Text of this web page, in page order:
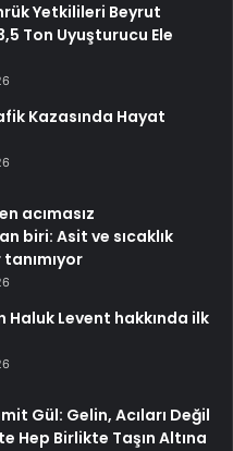
Yetkilileri Beyrut
Ton Uyuşturucu Ele
Kazasında Hayat
acımasız
biri: Asit ve sıcaklık
tanımıyor
Haluk Levent hakkında ilk
Gül: Gelin, Acıları Değil
Hep Birlikte Taşın Altına